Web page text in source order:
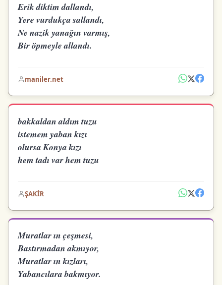
Erik diktim dallandı,
Yere vurdukça sallandı,
Ne nazik yanağın varmış,
Bir öpmeyle allandı.
maniler.net
bakkaldan aldım tuzu
istemem yaban kızı
olursa Konya kızı
hem tadı var hem tuzu
ŞAKİR
Muratlar ın çeşmesi,
Bastırmadan akmıyor,
Muratlar ın kızları,
Yabancılara bakmıyor.